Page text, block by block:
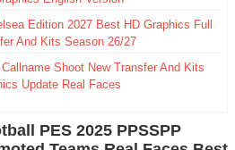
Edition 2027 Best HD Graphics Full
And Kits Season 26/27
Shoot New Transfer And Kits
Update Real Faces
PES 2025 PPSSPP